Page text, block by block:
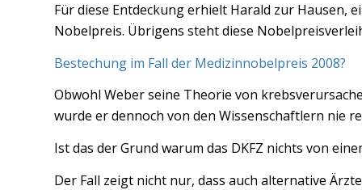
Für diese Entdeckung erhielt Harald zur Hausen,
Nobelpreis. Übrigens steht diese
Bestechung im Fall der Medizinnobelpreis 2008?
Obwohl Weber seine Theorie von
wurde er dennoch von den Wissenschaftlern nie
Ist das der Grund warum das DKFZ nichts von
Der Fall zeigt nicht nur, dass auch alternative